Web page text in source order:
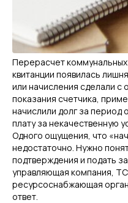
Перерасчет
квитанции появилась
или начисления сделали
показания счетчика,
начислили долг за период
плату за некачественную
Одного ощущения, что
недостаточно. Нужно
подтверждения и подать
управляющая компания,
ресурсоснабжающая
ответ.